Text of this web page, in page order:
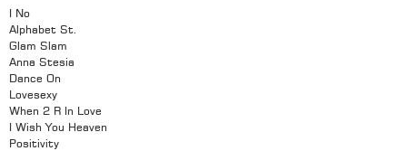
I No
Alphabet St.
Glam Slam
Anna Stesia
Dance On
Lovesexy
When 2 R In Love
I Wish You Heaven
Positivity